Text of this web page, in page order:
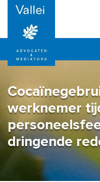
werknemer
dringende